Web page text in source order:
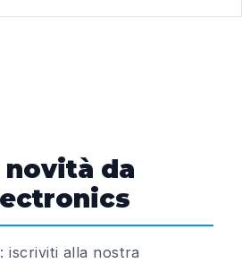
da
iscriviti alla nostra